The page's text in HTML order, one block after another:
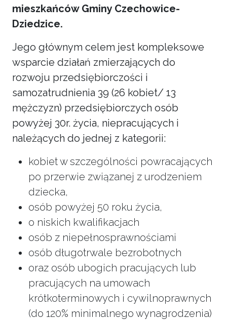
mieszkańców Gminy Czechowice-
Dziedzice.
Jego głównym celem jest kompleksowe
wsparcie działań zmierzających do
rozwoju przedsiębiorczości i
samozatrudnienia 39 (26 kobiet/ 13
mężczyzn) przedsiębiorczych osób
powyżej 30r. życia, niepracujących i
należących do jednej z kategorii:
kobiet w szczególności powracających
po przerwie związanej z urodzeniem
dziecka,
osób powyżej 50 roku życia,
o niskich kwalifikacjach
osób z niepełnosprawnościami
osób długotrwale bezrobotnych
oraz osób ubogich pracujących lub
pracujących na umowach
krótkoterminowych i cywilnoprawnych
(do 120% minimalnego wynagrodzenia)